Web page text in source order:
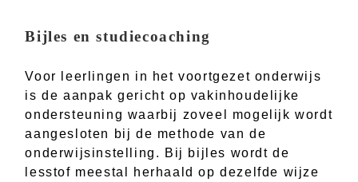
Bijles en studiecoaching
Voor leerlingen in het voortgezet onderwijs
is de aanpak gericht op vakinhoudelijke
ondersteuning waarbij zoveel mogelijk wordt
aangesloten bij de methode van de
onderwijsinstelling. Bij bijles wordt de
lesstof meestal herhaald op dezelfde wijze